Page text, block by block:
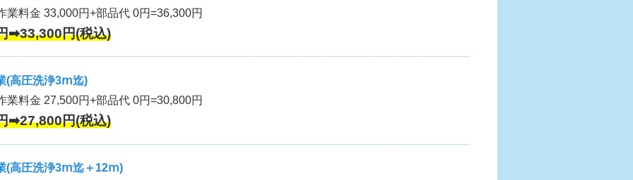
業料金 33,000円+部品代 0円=36,300円
➡33,300円(税込)
(高圧洗浄3ⅿ迄)
業料金 27,500円+部品代 0円=30,800円
➡27,800円(税込)
(高圧洗浄3ⅿ迄＋12ⅿ)